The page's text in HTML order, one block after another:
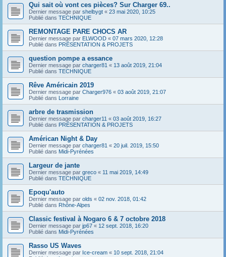
Qui sait où vont ces pièces? Sur Charger 69..
Dernier message par shelbygt « 23 mai 2020, 10:25
Publié dans TECHNIQUE
REMONTAGE PARE CHOCS AR
Dernier message par ELWOOD « 07 mars 2020, 12:28
Publié dans PRÉSENTATION & PROJETS
question pompe a essance
Dernier message par charger81 « 13 août 2019, 21:04
Publié dans TECHNIQUE
Rêve Américain 2019
Dernier message par Charger976 « 03 août 2019, 21:07
Publié dans Lorraine
arbre de trasmission
Dernier message par charger11 « 03 août 2019, 16:27
Publié dans PRÉSENTATION & PROJETS
Américan Night & Day
Dernier message par charger81 « 20 juil. 2019, 15:50
Publié dans Midi-Pyrénées
Largeur de jante
Dernier message par greco « 11 mai 2019, 14:49
Publié dans TECHNIQUE
Epoqu'auto
Dernier message par olds « 02 nov. 2018, 01:42
Publié dans Rhône-Alpes
Classic festival à Nogaro 6 & 7 octobre 2018
Dernier message par jp67 « 12 sept. 2018, 16:20
Publié dans Midi-Pyrénées
Rasso US Waves
Dernier message par Ice-cream « 10 sept. 2018, 21:04